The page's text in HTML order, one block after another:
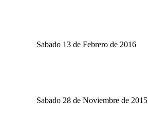
Sabado 13 de Febrero de 2016
Sabado 28 de Noviembre de 2015